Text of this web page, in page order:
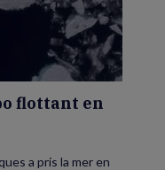
flottant en
a pris la mer en